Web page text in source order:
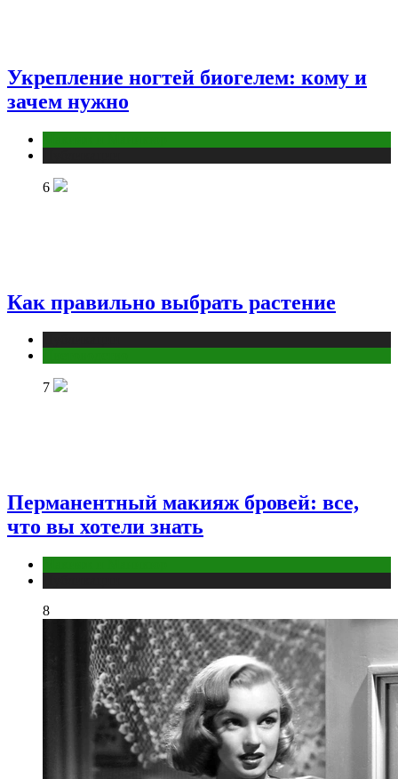
Укрепление ногтей биогелем: кому и
зачем нужно
6
Как правильно выбрать растение
7
Перманентный макияж бровей: все,
что вы хотели знать
8